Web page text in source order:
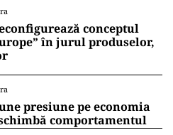
conceptul
în jurul produselor,
presiune pe economia
comportamentul